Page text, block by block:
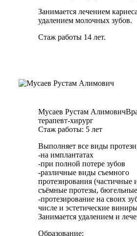
Занимается лечением
удалением молочных зубов.
Стаж работы 14 лет.
Мусаев Рустам Алимович
терапевт-хирург
Стаж работы: 5 лет
Выполняет все виды
-на имплантатах
-при полной потере зубов
-различные виды съемного
протезирования (частичные
съёмные протезы,
-протезирование на своих
числе и эстетические
Занимается удалением и
Образование: